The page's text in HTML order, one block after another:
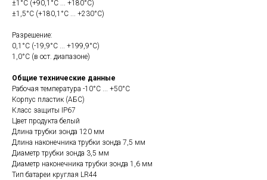
±1°C (+90,1°C ... +180°C)
±1,5°C (+180,1°C ... +230°C)
Разрешение:
0,1°C (-19,9°C ... +199,9°C)
1,0°C (в ост. диапазоне)
Общие технические данные
Рабочая температура -10°C ... +50°C
Корпус пластик (АБС)
Класс защиты IP67
Цвет продукта белый
Длина трубки зонда 120 мм
Длина наконечника трубки зонда 7,5 мм
Диаметр трубки зонда 3,5 мм
Диаметр наконечника трубки зонда 1,6 мм
Тип батареи круглая LR44